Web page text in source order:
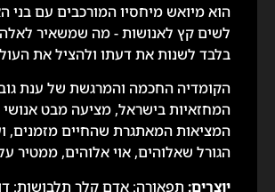
הוא מיואש מיחסיו המורכבים עם בני
לשים קץ לאנושות - מה שמשאיר לאלה
בלבד לשנות את דעתו ולהציל את העולם.
הקומדיה החכמה והמרגשת של ענת גוב,
המחזאיות בישראל, מציעה מבט אנושי
המציאות המאתגרת שהחיים מזמנים, ועל
הגורל שאלוהים, אוי אלוהים, ממטיר עלינו.
יוצרים:תפאורה: אדם קלר תלבושות: דן